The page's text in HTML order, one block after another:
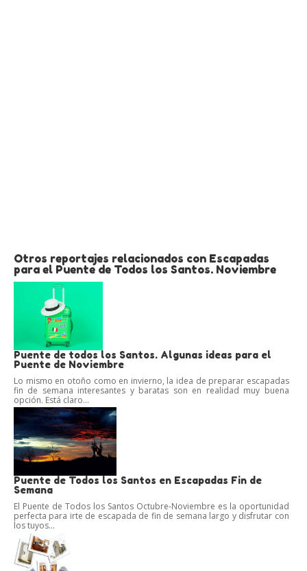
Otros reportajes relacionados con Escapadas
para el Puente de Todos los Santos. Noviembre
Puente de todos los Santos. Algunas ideas para el
Puente de Noviembre
Lo mismo en otoño como en invierno, la idea de preparar escapadas
fin de semana interesantes y baratas son en realidad muy buena
opción. Está claro...
Puente de Todos los Santos en Escapadas Fin de
Semana
El Puente de Todos los Santos Octubre-Noviembre es la oportunidad
perfecta para irte de escapada de fin de semana largo y disfrutar con
los tuyos...